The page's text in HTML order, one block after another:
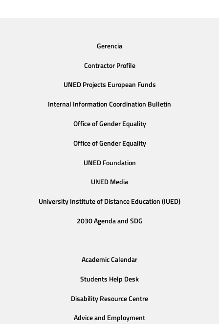
Gerencia
Contractor Profile
UNED Projects European Funds
Internal Information Coordination Bulletin
Office of Gender Equality
Office of Gender Equality
UNED Foundation
UNED Media
University Institute of Distance Education (IUED)
2030 Agenda and SDG
Academic Calendar
Students Help Desk
Disability Resource Centre
Advice and Employment